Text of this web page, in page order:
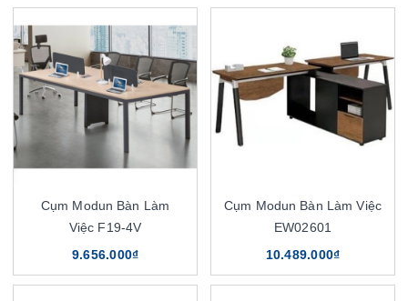
Cụm Modun Bàn Làm
Việc F19-4V
9.656.000₫
Cụm Modun Bàn Làm Việc
EW02601
10.489.000₫